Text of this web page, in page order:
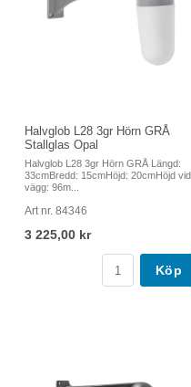
Halvglob L28 3gr Hörn GRÅ
Stallglas Opal
Halvglob L28 3gr Hörn GRÅ Längd:
33cmBredd: 15cmHöjd: 20cmHöjd vid
vägg: 96m...
Art nr. 84346
3 225,00 kr
Köp